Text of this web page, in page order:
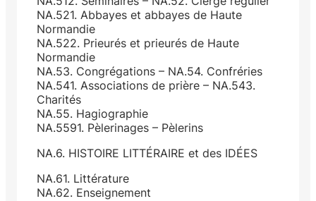
NA.521. Abbayes et abbayes de Haute
Normandie
NA.522. Prieurés et prieurés de Haute
Normandie
NA.53. Congrégations – NA.54. Confréries
NA.541. Associations de prière – NA.543.
Charités
NA.55. Hagiographie
NA.5591. Pèlerinages – Pèlerins
NA.6. HISTOIRE LITTÉRAIRE et des IDÉES
NA.61. Littérature
NA.62. Enseignement